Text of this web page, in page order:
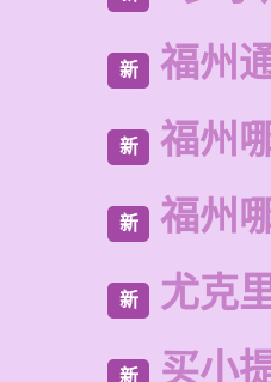
新 福州
新 福州
新 福州
新 尤克
新 买小